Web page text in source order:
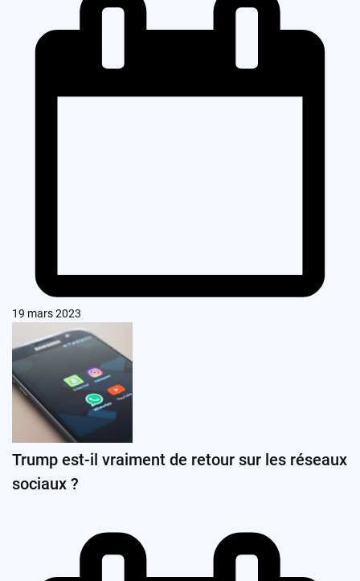
19 mars 2023
Trump est-il vraiment de retour sur les réseaux
sociaux ?